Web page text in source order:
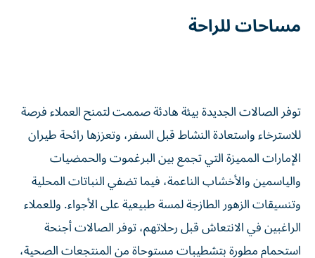
مساحات للراحة
توفر الصالات الجديدة بيئة هادئة صممت لتمنح العملاء فرصة
للاسترخاء واستعادة النشاط قبل السفر، وتعززها رائحة طيران
الإمارات المميزة التي تجمع بين البرغموت والحمضيات
والياسمين والأخشاب الناعمة، فيما تضفي النباتات المحلية
وتنسيقات الزهور الطازجة لمسة طبيعية على الأجواء. وللعملاء
الراغبين في الانتعاش قبل رحلاتهم، توفر الصالات أجنحة
استحمام مطورة بتشطيبات مستوحاة من المنتجعات الصحية،